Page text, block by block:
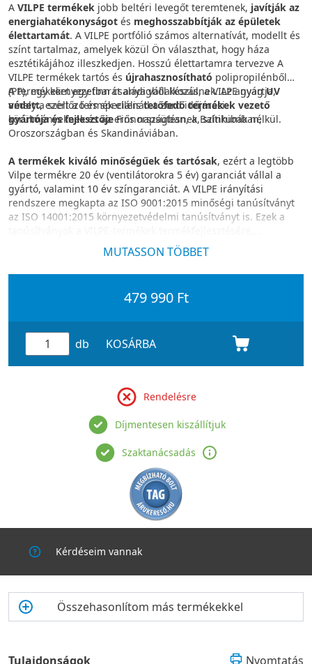
A VILPE termékek jobb beltéri levegőt teremtenek, javítják az
energiahatékonyságot és meghosszabbítják az épületek
élettartamát. A VILPE portfólió számos alternatívát, modellt és
színt tartalmaz, amelyek közül Ön választhat, hogy háza
esztétikájához illeszkedjen. Hosszú élettartamra tervezve A
VILPE termékek tartós és újrahasznosítható polipropilénből
(PP), egy környezetbarát anyagból készülnek. Az anyagUV
védett, ezért a termék ellenáll a zord időjárási
körülményeknek és az erős napsütésnek, színhibák nélkül.
A termékeket egy finn családi vállalkozás, a VILPE gyártja,
amely a szellőző és speciálistetőfedő termékek vezető
gyártója és fejlesztőjeFinnországban, a Baltikumban,
Oroszországban és Skandináviában.
A termékek kiváló minőségűek és tartósak, ezért a legtöbb
Vilpe termékre 20 év (ventilátorokra 5 év) garanciát vállal a
gyártó, valamint 10 év színgaranciát. A VILPE irányítási
rendszere megkapta az ISO 9001:2015 minőségi tanúsítványt
az ISO 14001:2015 környezetvédelmi tanúsítványt is. Ezek a
gyártására és értékesítésére vonatkoznak.
MUTASSON TÖBBET
479 990 Ft
db KOSÁRBA
Rendelésre
Díjmentesen kiszállítjuk
Szaktanácsadás
Kérdéseim vannak
Összehasonlítom más termékekkel
Tulajdonságok Nyomtatás